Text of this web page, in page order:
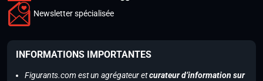
Newsletter spécialisée
INFORMATIONS IMPORTANTES
Figurants.com est un agrégateur etcurateur d’information sur